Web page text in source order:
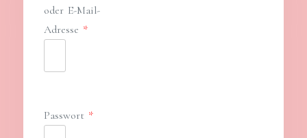
oder E-Mail-
Adresse *Erforderlich
Passwort *Erforderlich